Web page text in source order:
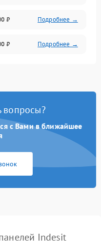
₽ Подробнее →
₽ Подробнее →
вопросы?
с Вами в ближайшее
Indesit